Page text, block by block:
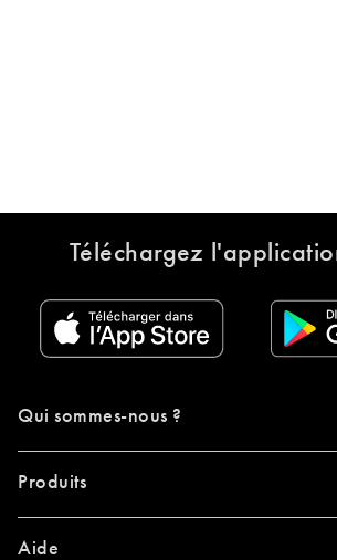
Téléchargez
Qui sommes-nous ?
Produits
Aide